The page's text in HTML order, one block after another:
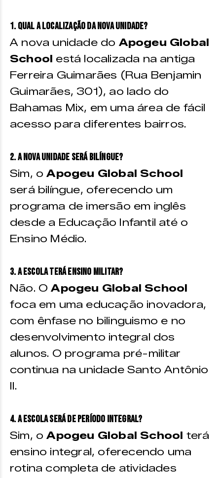
1. Qual a localização da nova unidade?
A nova unidade do Apogeu Global
School está localizada na antiga
Ferreira Guimarães (Rua Benjamin
Guimarães, 301), ao lado do
Bahamas Mix, em uma área de fácil
acesso para diferentes bairros.
2. A nova unidade será bilíngue?
Sim, oApogeu Global School
será bilíngue, oferecendo um
programa de imersão em inglês
desde a Educação Infantil até o
Ensino Médio.
3. A escola terá ensino militar?
Não. OApogeu Global School
foca em uma educação inovadora,
com ênfase no bilinguismo e no
desenvolvimento integral dos
alunos. O programa pré-militar
continua na unidade Santo Antônio
II.
4. A escola será de período integral?
Sim, oApogeu Global School terá
ensino integral, oferecendo uma
rotina completa de atividades